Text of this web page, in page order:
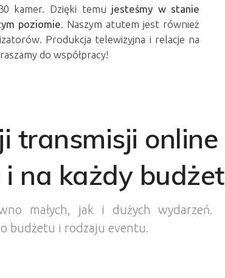
kamer. Dzięki temu jesteśmy w stanie
poziomie . Naszym atutem jest również
Produkcja telewizyjna i relacje na
do współpracy!
transmisji online
na każdy budżet
małych, jak i dużych wydarzeń.
budżetu i rodzaju eventu.